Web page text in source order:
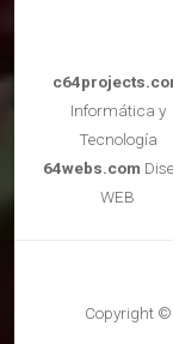
Informática y
Tecnología
64webs.com
WEB
Copyright ©